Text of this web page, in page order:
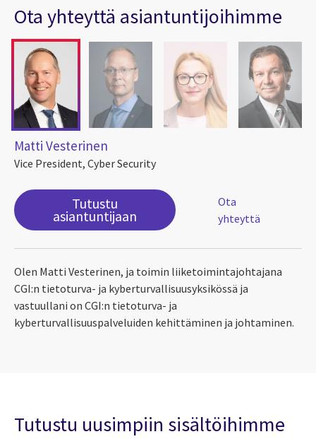
Ota yhteyttä asiantuntijoihimme
Matti Vesterinen
Vice President, Cyber Security
Tutustu
asiantuntijaan
Ota
yhteyttä
Olen Matti Vesterinen, ja toimin liiketoimintajohtajana
CGI:n tietoturva- ja kyberturvallisuusyksikössä ja
vastuullani on CGI:n tietoturva- ja
kyberturvallisuuspalveluiden kehittäminen ja johtaminen.
Tutustu uusimpiin sisältöihimme